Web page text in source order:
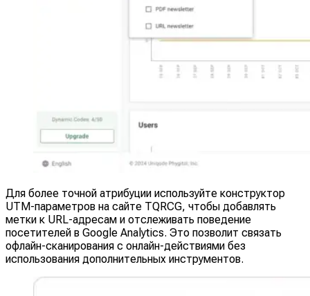
Для более точной атрибуции используйте конструктор
UTM-параметров на сайте TQRCG, чтобы добавлять
метки к URL-адресам и отслеживать поведение
посетителей в Google Analytics. Это позволит связать
офлайн-сканирования с онлайн-действиями без
использования дополнительных инструментов.